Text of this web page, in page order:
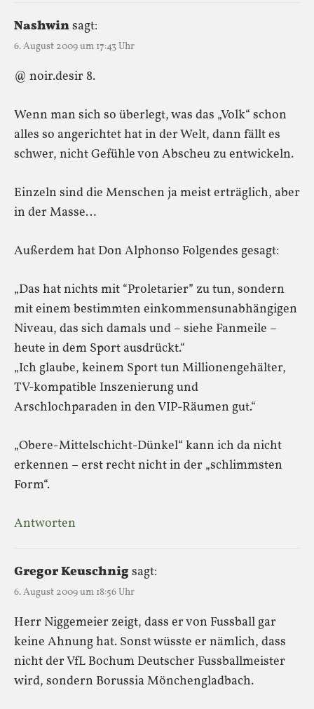
Nashwinsagt:
6. August 2009 um 17:43 Uhr
@ noir.desir 8.
Wenn man sich so überlegt, was das „Volk“ schon
alles so angerichtet hat in der Welt, dann fällt es
schwer, nicht Gefühle von Abscheu zu entwickeln.
Einzeln sind die Menschen ja meist erträglich, aber
in der Masse…
Außerdem hat Don Alphonso Folgendes gesagt:
„Das hat nichts mit “Proletarier” zu tun, sondern
mit einem bestimmten einkommensunabhängigen
Niveau, das sich damals und – siehe Fanmeile –
heute in dem Sport ausdrückt.“
„Ich glaube, keinem Sport tun Millionengehälter,
TV-kompatible Inszenierung und
Arschlochparaden in den VIP-Räumen gut.“
„Obere-Mittelschicht-Dünkel“ kann ich da nicht
erkennen – erst recht nicht in der „schlimmsten
Form“.
Antworten
Gregor Keuschnigsagt:
6. August 2009 um 18:56 Uhr
Herr Niggemeier zeigt, dass er von Fussball gar
keine Ahnung hat. Sonst wüsste er nämlich, dass
nicht der VfL Bochum Deutscher Fussballmeister
wird, sondern Borussia Mönchengladbach.